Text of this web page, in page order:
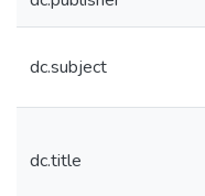
dc.subject
dc.title